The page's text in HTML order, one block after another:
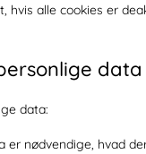
alle cookies er
data
data:
er nødvendige, hvad